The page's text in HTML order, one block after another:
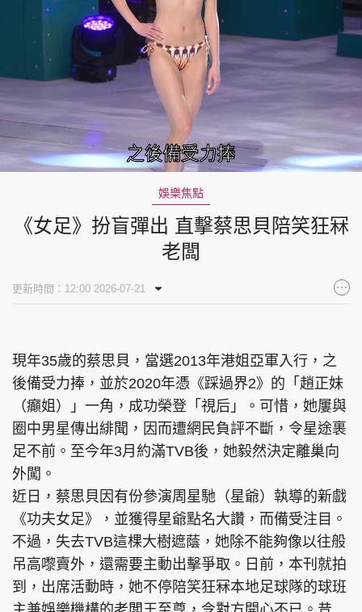
Unmute
19.87%
娛樂焦點
《女足》扮盲彈出 直擊蔡思貝陪笑狂冧
老闆
更新時間：12:00 2026-07-21
現年35歲的蔡思貝，當選2013年港姐亞軍入行，之
後備受力捧，並於2020年憑《踩過界2》的「趙正妹
（癲姐）」一角，成功榮登「視后」。可惜，她屢與
圈中男星傳出緋聞，因而遭網民負評不斷，令星途裹
足不前。至今年3月約滿TVB後，她毅然決定離巢向
外闖。
近日，蔡思貝因有份參演周星馳（星爺）執導的新戲
《功夫女足》，並獲得星爺點名大讚，而備受注目。
不過，失去TVB這棵大樹遮蔭，她除不能夠像以往般
吊高嚟賣外，還需要主動出擊爭取。日前，本刊就拍
到，出席活動時，她不停陪笑狂冧本地足球隊的球班